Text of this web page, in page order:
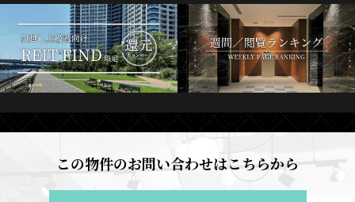
この物件のお問い合わせはこちらから